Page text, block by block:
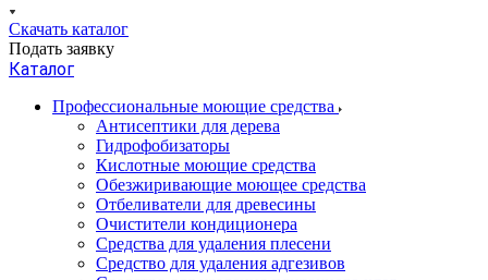
Скачать каталог
Подать заявку
Каталог
Профессиональные моющие средства
Антисептики для дерева
Гидрофобизаторы
Кислотные моющие средства
Обезжиривающие моющее средства
Отбеливатели для древесины
Очистители кондиционера
Средства для удаления плесени
Средство для удаления адгезивов